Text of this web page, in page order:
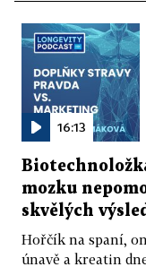
16:13
mozku
skvělých
Hořčík na spaní,
únavě a kreatin